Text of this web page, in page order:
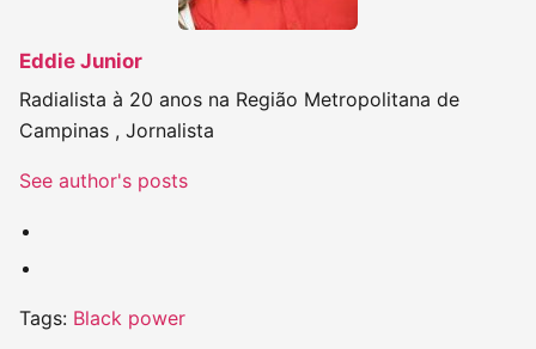
Eddie Junior
Radialista à 20 anos na Região Metropolitana de
Campinas , Jornalista
See author's posts
Tags: Black power